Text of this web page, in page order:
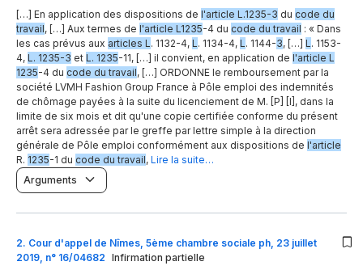
[…] En application des dispositions de l'article L.1235-3 du code du
travail, […] Aux termes de l'article L1235-4 du code du travail : « Dans
les cas prévus aux articles L . 1132-4, L . 1134-4, L . 1144-3, […] L . 1153-
4, L. 1235-3 et L. 1235-11, […] il convient, en application de l'article L
1235-4 du code du travail, […] ORDONNE le remboursement par la
société LVMH Fashion Group France à Pôle emploi des indemnités
de chômage payées à la suite du licenciement de M. [P] [I], dans la
limite de six mois et dit qu'une copie certifiée conforme du présent
arrêt sera adressée par le greffe par lettre simple à la direction
générale de Pôle emploi conformément aux dispositions de l'article
R. 1235-1 du code du travail, Lire la suite…
Arguments
2. Cour d'appel de Nîmes, 5ème chambre sociale ph, 23 juillet
2019, n° 16/04682 Infirmation partielle